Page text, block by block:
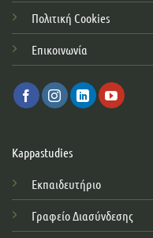
Πολιτική Cookies
Επικοινωνία
Kappastudies
Εκπαιδευτήριο
Γραφείο Διασύνδεσης